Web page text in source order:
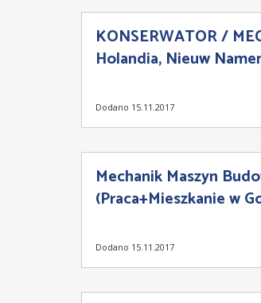
KONSERWATOR /
Holandia, Nieuw
Dodano 15.11.2017
Mechanik Maszyn
(Praca+Mieszkanie w
Dodano 15.11.2017